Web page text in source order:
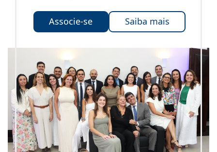
Associe-se Saiba mais